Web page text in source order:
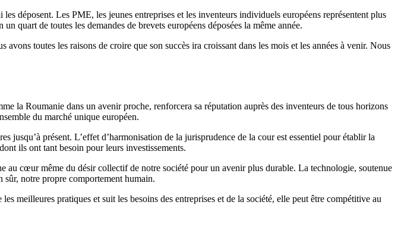
déposent. Les PME, les jeunes entreprises et les inventeurs individuels européens représentent plus
quart de toutes les demandes de brevets européens déposées la même année.
toutes les raisons de croire que son succès ira croissant dans les mois et les années à venir. Nous
la Roumanie dans un avenir proche, renforcera sa réputation auprès des inventeurs de tous horizons
du marché unique européen.
jusqu’à présent. L’effet d’harmonisation de la jurisprudence de la cour est essentiel pour établir la
ils ont tant besoin pour leurs investissements.
au cœur même du désir collectif de notre société pour un avenir plus durable. La technologie, soutenue
notre propre comportement humain.
meilleures pratiques et suit les besoins des entreprises et de la société, elle peut être compétitive au